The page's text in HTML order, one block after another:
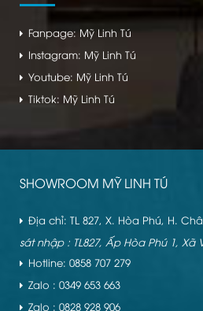
Fanpage: Mỹ Linh Tú
Instagram: Mỹ Linh Tú
Youtube: Mỹ Linh Tú
Tiktok: Mỹ Linh Tú
SHOWROOM MỸ LINH TÚ
Địa chỉ: TL 827, X. Hòa Phú, H.
sát nhập : TL827, Ấp Hòa Phú 1, Xã
Hotline: 0858 707 279
Zalo : 0349 653 663
Zalo : 0828 928 906